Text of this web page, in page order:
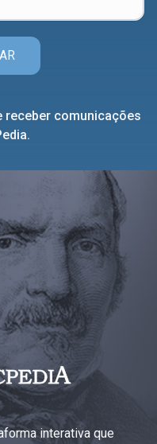
receber comunicações
interativa que